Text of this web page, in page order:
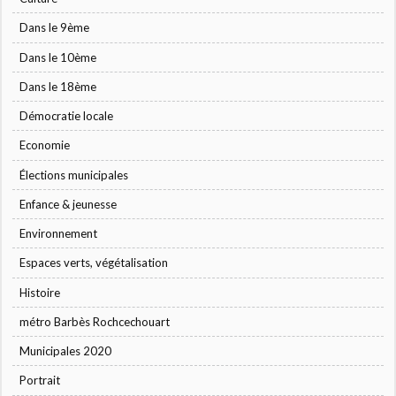
Dans le 9ème
Dans le 10ème
Dans le 18ème
Démocratie locale
Economie
Élections municipales
Enfance & jeunesse
Environnement
Espaces verts, végétalisation
Histoire
métro Barbès Rochcechouart
Municipales 2020
Portrait